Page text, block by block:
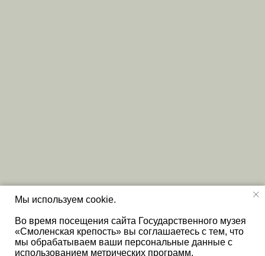
Мы используем cookie.
Во время посещения сайта Государственного музея
«Смоленская крепость» вы соглашаетесь с тем, что
мы обрабатываем ваши персональные данные с
использованием метрических программ.